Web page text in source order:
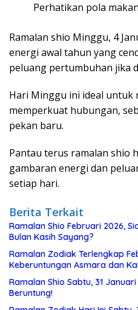
Perhatikan pola
Ramalan shio Minggu, 4
energi awal tahun yang
peluang pertumbuhan jika
Hari Minggu ini ideal untuk
memperkuat hubungan,
pekan baru.
Pantau terus ramalan shio
gambaran energi dan
setiap hari.
Berita Terkait
Ramalan Shio Februari 2026,
Bulan Kasih Sayang?
Ramalan Zodiak Terlengkap
Keberuntungan Asmara dan
Ramalan Shio Sabtu, 31
Beruntung!